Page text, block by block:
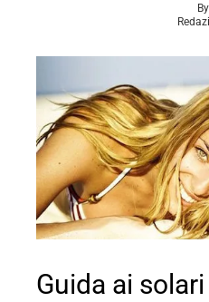
By
Guida ai